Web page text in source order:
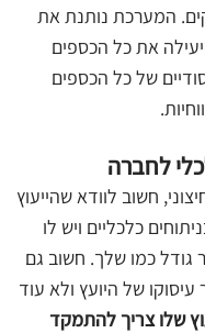
המערכת נותנת את
את כל הכספים
של כל הכספים
לחברה
חשוב לוודא שהייעוץ
כלכליים ויש לו
גודל כמו שלך. חשוב גם
עיסוקו של היועץ ולא עוד
שלו צריך להתמקד